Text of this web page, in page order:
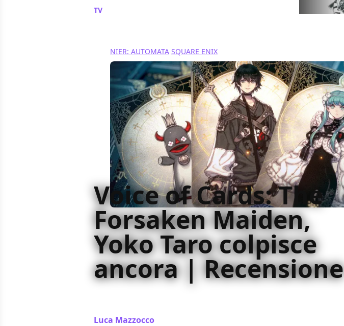
TV
NIER: AUTOMATA SQUARE ENIX
Voice of Cards: The
Forsaken Maiden,
Yoko Taro colpisce
ancora | Recensione
Luca Mazzocco